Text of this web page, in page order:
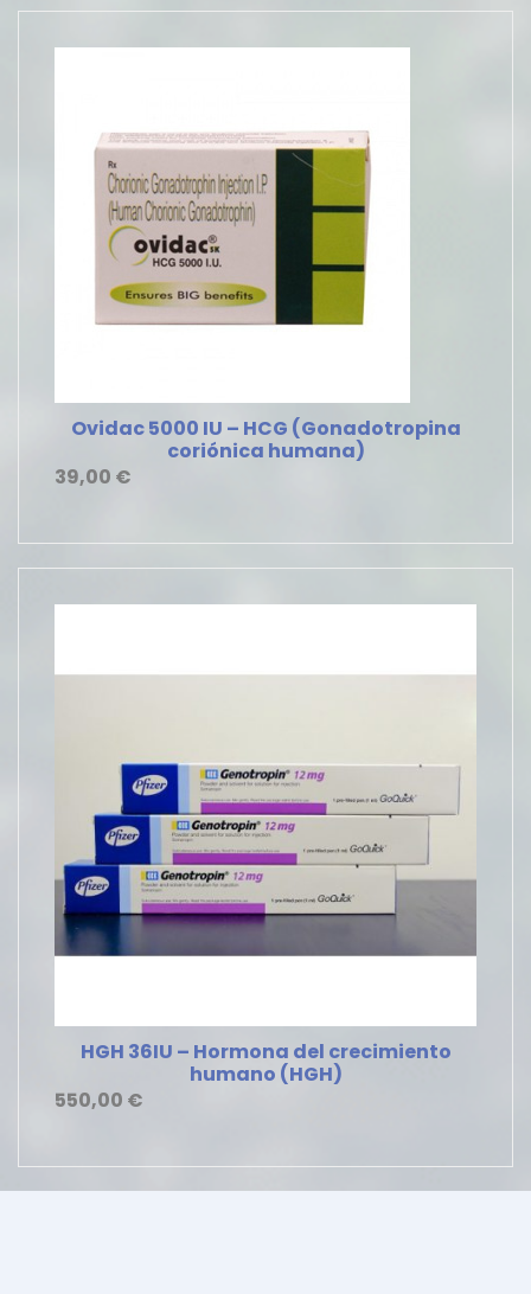
Ovidac 5000 IU – HCG (Gonadotropina
coriónica humana)
39,00 €
HGH 36IU – Hormona del crecimiento
humano (HGH)
550,00 €